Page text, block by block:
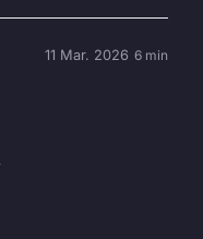
11 Mar. 2026 6 min